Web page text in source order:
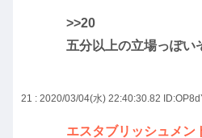
>>20
五分以上の立場っぽい
21 : 2020/03/04(水) 22:40:30.82
エスタブリッシュメン